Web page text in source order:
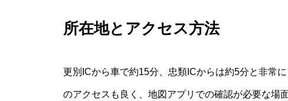
所在地とアクセス方法
更別ICから車で約15分、忠類ICからは約5分と非常
のアクセスも良く、地図アプリでの確認が必要な場